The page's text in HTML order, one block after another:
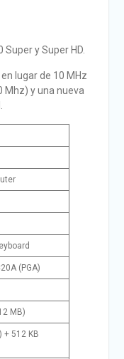
y Super HD.
lugar de 10 MHz
Mhz) y una nueva
(PGA)
MB)
+ 512 KB